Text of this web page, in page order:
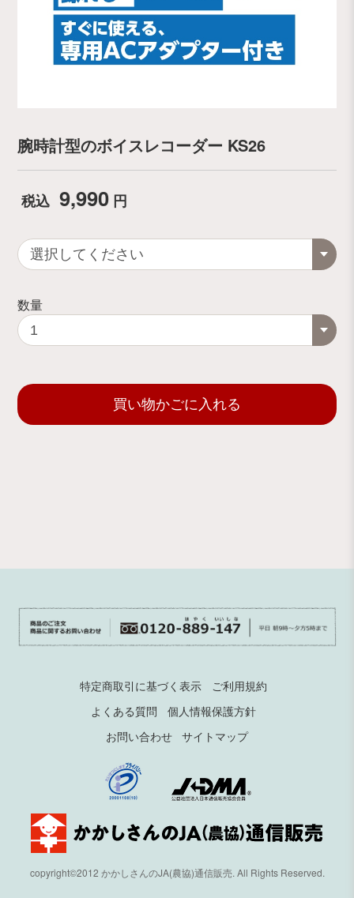
腕時計型のボイスレコーダー KS26
税込 9,990 円
数量
買い物かごに入れる
特定商取引に基づく表示
ご利用規約
よくある質問
個人情報保護方針
お問い合わせ
サイトマップ
copyright©2012 かかしさんのJA(農協)通信販売. All Rights Reserved.